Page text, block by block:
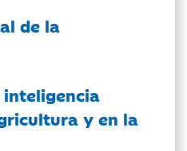
de la
inteligencia
y en la